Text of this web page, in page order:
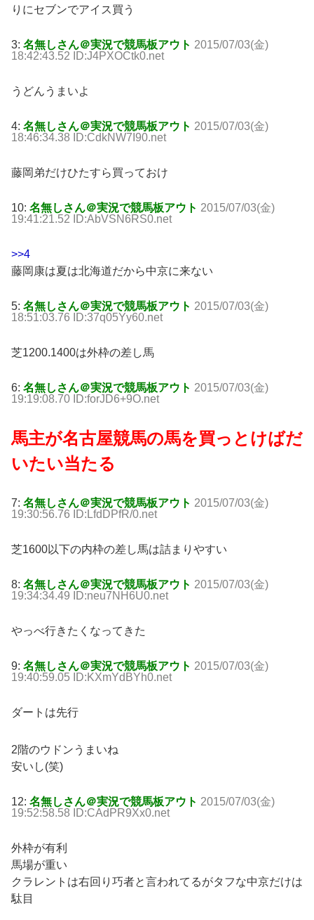
りにセブンでアイス買う
3: 名無しさん＠実況で競馬板アウト 2015/07/03(金)
18:42:43.52 ID:J4PXOCtk0.net
うどんうまいよ
4: 名無しさん＠実況で競馬板アウト 2015/07/03(金)
18:46:34.38 ID:CdkNW7I90.net
藤岡弟だけひたすら買っておけ
10: 名無しさん＠実況で競馬板アウト 2015/07/03(金)
19:41:21.52 ID:AbVSN6RS0.net
>>4
藤岡康は夏は北海道だから中京に来ない
5: 名無しさん＠実況で競馬板アウト 2015/07/03(金)
18:51:03.76 ID:37q05Yy60.net
芝1200.1400は外枠の差し馬
6: 名無しさん＠実況で競馬板アウト 2015/07/03(金)
19:19:08.70 ID:forJD6+9O.net
馬主が名古屋競馬の馬を買っとけばだ
いたい当たる
7: 名無しさん＠実況で競馬板アウト 2015/07/03(金)
19:30:56.76 ID:LfdDPfR/0.net
芝1600以下の内枠の差し馬は詰まりやすい
8: 名無しさん＠実況で競馬板アウト 2015/07/03(金)
19:34:34.49 ID:neu7NH6U0.net
やっべ行きたくなってきた
9: 名無しさん＠実況で競馬板アウト 2015/07/03(金)
19:40:59.05 ID:KXmYdBYh0.net
ダートは先行
2階のウドンうまいね
安いし(笑)
12: 名無しさん＠実況で競馬板アウト 2015/07/03(金)
19:52:58.58 ID:CAdPR9Xx0.net
外枠が有利
馬場が重い
クラレントは右回り巧者と言われてるがタフな中京だけは
駄目